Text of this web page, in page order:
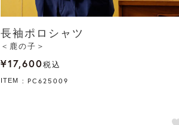
長袖ポロシャツ
＜鹿の子＞
¥17,600税込
ITEM PC625009